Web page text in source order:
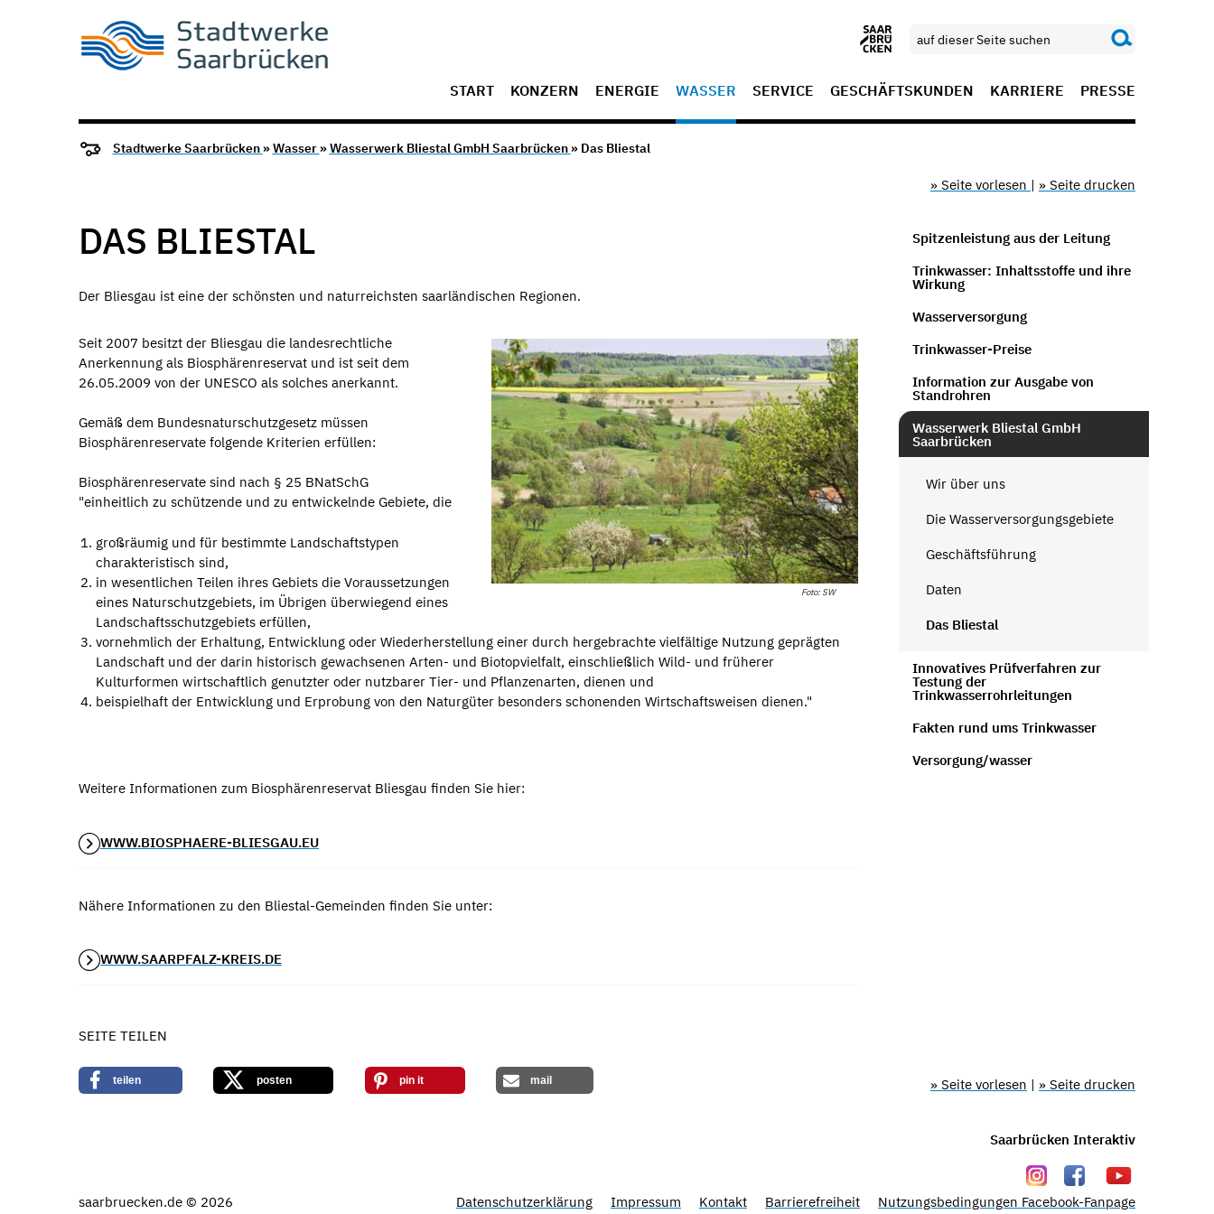
START KONZERN ENERGIE WASSER SERVICE GESCHÄFTSKUNDEN KARRIERE PRESSE
Stadtwerke Saarbrücken »Wasser »Wasserwerk Bliestal GmbH Saarbrücken » Das Bliestal
» Seite vorlesen | » Seite drucken
DAS BLIESTAL
Der Bliesgau ist eine der schönsten und naturreichsten saarländischen Regionen.
Foto: SW
Seit 2007 besitzt der Bliesgau die landesrechtliche
Anerkennung als Biosphärenreservat und ist seit dem
26.05.2009 von der UNESCO als solches anerkannt.
Gemäß dem Bundesnaturschutzgesetz müssen
Biosphärenreservate folgende Kriterien erfüllen:
Biosphärenreservate sind nach § 25 BNatSchG
"einheitlich zu schützende und zu entwickelnde Gebiete, die
großräumig und für bestimmte Landschaftstypen
charakteristisch sind,
in wesentlichen Teilen ihres Gebiets die Voraussetzungen
eines Naturschutzgebiets, im Übrigen überwiegend eines
Landschaftsschutzgebiets erfüllen,
vornehmlich der Erhaltung, Entwicklung oder Wiederherstellung einer durch hergebrachte vielfältige Nutzung geprägten
Landschaft und der darin historisch gewachsenen Arten- und Biotopvielfalt, einschließlich Wild- und früherer
Kulturformen wirtschaftlich genutzter oder nutzbarer Tier- und Pflanzenarten, dienen und
beispielhaft der Entwicklung und Erprobung von den Naturgüter besonders schonenden Wirtschaftsweisen dienen."
Weitere Informationen zum Biosphärenreservat Bliesgau finden Sie hier:
WWW.BIOSPHAERE-BLIESGAU.EU
Nähere Informationen zu den Bliestal-Gemeinden finden Sie unter:
WWW.SAARPFALZ-KREIS.DE
Spitzenleistung aus der Leitung
Trinkwasser: Inhaltsstoffe und ihre
Wirkung
Wasserversorgung
Trinkwasser-Preise
Information zur Ausgabe von
Standrohren
Wasserwerk Bliestal GmbH
Saarbrücken
Wir über uns
Die Wasserversorgungsgebiete
Geschäftsführung
Daten
Das Bliestal
Innovatives Prüfverfahren zur
Testung der
Trinkwasserrohrleitungen
Fakten rund ums Trinkwasser
Versorgung/wasser
SEITE TEILEN
teilen posten pin it mail » Seite vorlesen | » Seite drucken
saarbruecken.de © 2026
Saarbrücken Interaktiv
Datenschutzerklärung Impressum Kontakt Barrierefreiheit Nutzungsbedingungen Facebook-Fanpage